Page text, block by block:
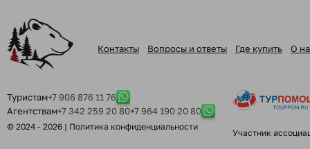
Контакты Вопросы и ответы Где купить О
Туристам+7 906 876 11 76
Агентствам+7 342 259 20 80+7 964 190 20 80
© 2024 - 2026 | Политика конфиденциальности
Участник